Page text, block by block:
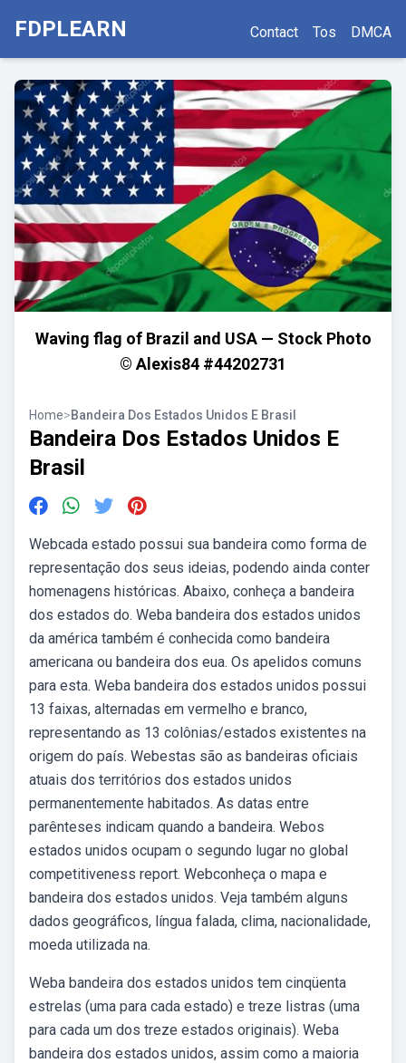
FDPLEARN Contact Tos DMCA
Waving flag of Brazil and USA — Stock Photo
© Alexis84 #44202731
Home>Bandeira Dos Estados Unidos E Brasil
Bandeira Dos Estados Unidos E
Brasil
Webcada estado possui sua bandeira como forma de
representação dos seus ideias, podendo ainda conter
homenagens históricas. Abaixo, conheça a bandeira
dos estados do. Weba bandeira dos estados unidos
da américa também é conhecida como bandeira
americana ou bandeira dos eua. Os apelidos comuns
para esta. Weba bandeira dos estados unidos possui
13 faixas, alternadas em vermelho e branco,
representando as 13 colônias/estados existentes na
origem do país. Webestas são as bandeiras oficiais
atuais dos territórios dos estados unidos
permanentemente habitados. As datas entre
parênteses indicam quando a bandeira. Webos
estados unidos ocupam o segundo lugar no global
competitiveness report. Webconheça o mapa e
bandeira dos estados unidos. Veja também alguns
dados geográficos, língua falada, clima, nacionalidade,
moeda utilizada na.
Weba bandeira dos estados unidos tem cinqüenta
estrelas (uma para cada estado) e treze listras (uma
para cada um dos treze estados originais). Weba
bandeira dos estados unidos, assim como a maioria